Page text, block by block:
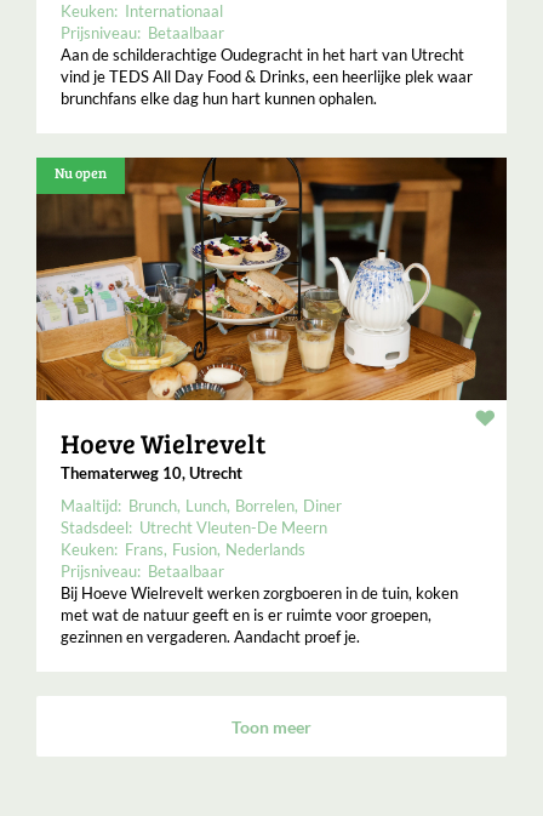
Keuken: Internationaal
Prijsniveau: Betaalbaar
Aan de schilderachtige Oudegracht in het hart van Utrecht
vind je ​TEDS All Day Food & Drinks, een heerlijke plek waar
brunchfans elke dag hun hart kunnen ophalen.
Nu open
Hoeve Wielrevelt
Thematerweg 10, Utrecht
Maaltijd: Brunch Lunch Borrelen Diner
Stadsdeel: Utrecht Vleuten-De Meern
Keuken: Frans Fusion Nederlands
Prijsniveau: Betaalbaar
Bij Hoeve Wielrevelt werken zorgboeren in de tuin, koken
met wat de natuur geeft en is er ruimte voor groepen,
gezinnen en vergaderen. Aandacht proef je.
Toon meer